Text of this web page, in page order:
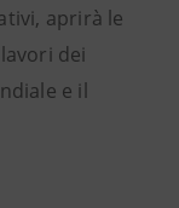
aprirà le
dei
e il